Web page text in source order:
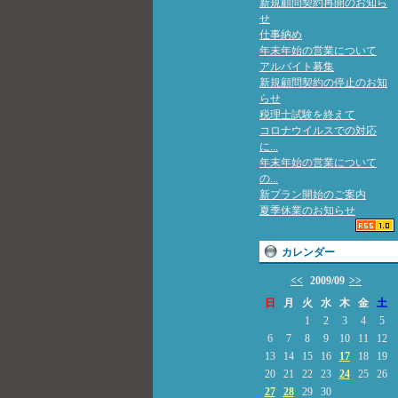
新規顧問契約再開のお知ら
せ
仕事納め
年末年始の営業について
アルバイト募集
新規顧問契約の停止のお知
らせ
税理士試験を終えて
コロナウイルスでの対応
に...
年末年始の営業について
の...
新プラン開始のご案内
夏季休業のお知らせ
カレンダー
<< 2009/09 >>
日
月 火 水 木 金
土
1
2 3 4
5
6
7 8 9 10 11
12
13
14 15 16 17 18
19
20
21 22 23 24 25
26
27
28 29 30